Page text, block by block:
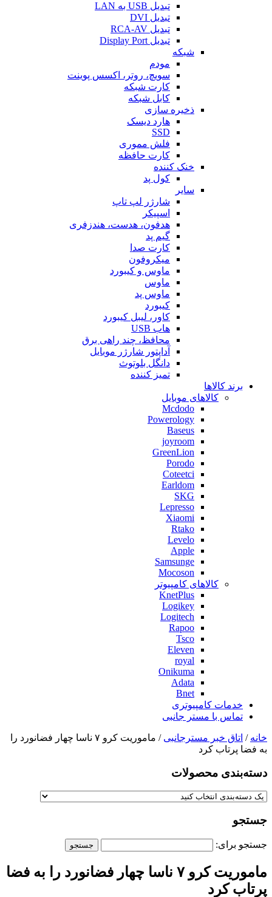
تبدیل USB به LAN
تبدیل DVI
تبدیل RCA-AV
تبدیل Display Port
شبکه
مودم
سویچ، روتر، اکسس پوینت
کارت شبکه
کابل شبکه
ذخیره سازی
هارد دیسک
SSD
فلش مموری
کارت حافظه
خنک کننده
کول پد
سایر
شارژر لپ تاپ
اسپیکر
هدفون، هدست، هندزفری
گیم پد
کارت صدا
میکروفون
ماوس و کیبورد
ماوس
ماوس پد
کیبورد
کاور، لیبل کیبورد
هاب USB
محافظ، چند راهی برق
آداپتور شارژر موبایل
دانگل بلوتوث
تمیز کننده
برند کالاها
کالاهای موبایل
Mcdodo
Powerology
Baseus
joyroom
GreenLion
Porodo
Coteetci
Earldom
SKG
Lepresso
Xiaomi
Rtako
Levelo
Apple
Samsunge
Mocoson
کالاهای کامپیوتر
KnetPlus
Logikey
Logitech
Rapoo
Tsco
Eleven
royal
Onikuma
Adata
Bnet
خدمات کامپیوتری
تماس با مستر جانبی
خانه / اتاق خبر مسترجانبی
/ ماموریت کرو ۷ ناسا چهار فضانورد را
به فضا پرتاب کرد
دسته‌بندی‌ محصولات
جستجو
جستجو برای:
ماموریت کرو ۷ ناسا چهار فضانورد را به فضا
پرتاب کرد